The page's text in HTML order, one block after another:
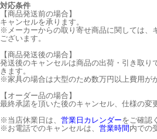
対応条件
【商品発送前の場合】
キャンセルを承ります。
※メーカーからの取り寄せ商品に関しては、
ございます。
【商品発送後の場合】
発送後のキャンセルは商品の出荷・引き取り
きます。
※家具の場合は大型のため数万円以上費用が
【オーダー品の場合】
最終承諾を頂いた後のキャンセル、仕様の変
※当店休業日は、 営業日カレンダーをご確認
※お電話でのキャンセルは、 営業時間内での